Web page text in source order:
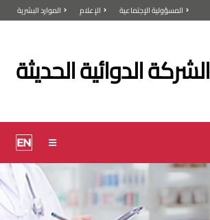
المسؤولية الإجتماعية الإعلام الموارد البشرية
الشركة الدوائية الحديثة